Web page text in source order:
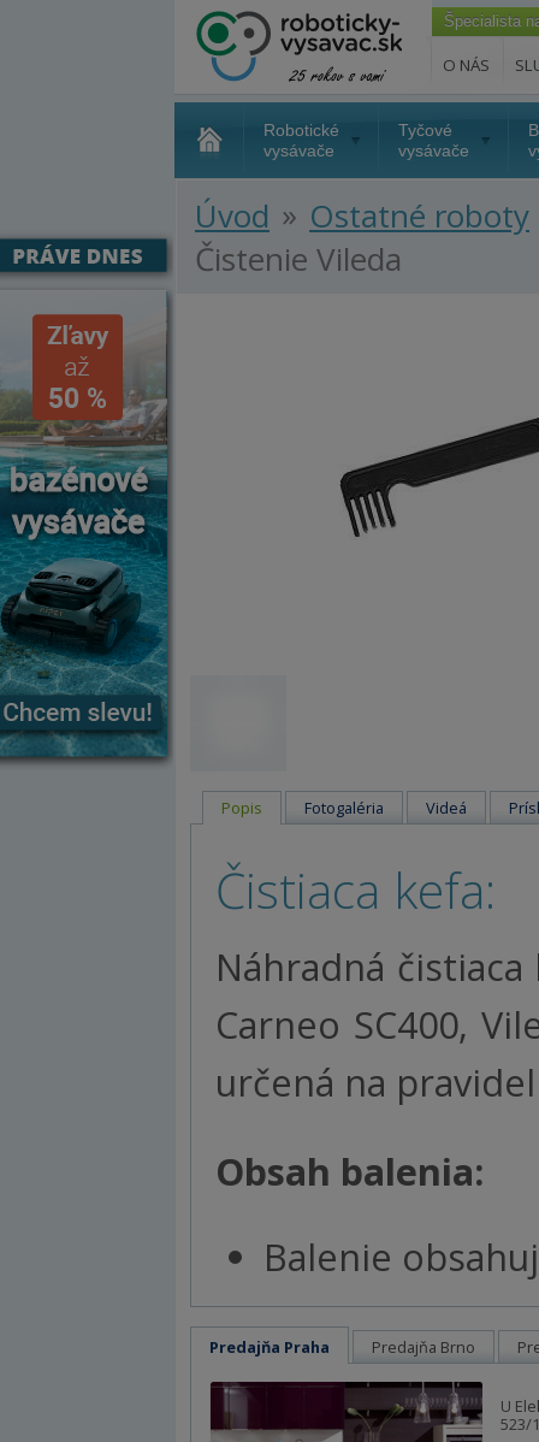
Špecialista
O NÁS
Robotické
vysávače
Tyčové
vysávače
Úvod » Ostatné roboty
Čistenie Vileda
Popis Fotogaléria Videá
Čistiaca kefa:
Náhradná
Carneo SC400,
určená na
Obsah balenia:
Balenie
Predajňa Praha Predajňa Brno
U
523/